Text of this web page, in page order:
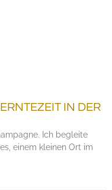
IN DER
Ich begleite
einem kleinen Ort im